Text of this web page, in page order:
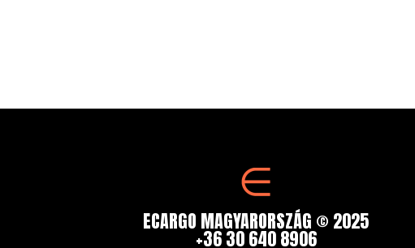
ECARGO MAGYARORSZÁG © 2025
+36 30 640 8906